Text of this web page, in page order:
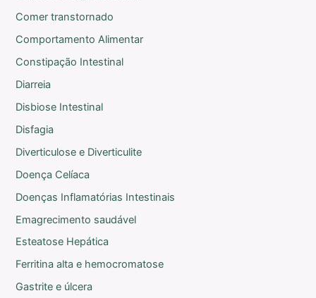
Comer transtornado
Comportamento Alimentar
Constipação Intestinal
Diarreia
Disbiose Intestinal
Disfagia
Diverticulose e Diverticulite
Doença Celíaca
Doenças Inflamatórias Intestinais
Emagrecimento saudável
Esteatose Hepática
Ferritina alta e hemocromatose
Gastrite e úlcera